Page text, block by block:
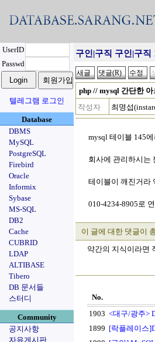
UserID
Passwd
텔레그램 로그인
Database
DBMS
MySQL
PostgreSQL
Firebird
Oracle
Informix
Sybase
MS-SQL
DB2
Cache
CUBRID
LDAP
ALTIBASE
Tibero
DB 문서들
스터디
Community
공지사항
자유게시판
구인|구직 구인|구직
php // mysql 간단한
작성자
최명섭
mysql 테이블 145
회사에 관리하시는
테이블이 깨진거라
010-4234-8905로
이 글에 대한 댓글이
약간의 지식이라면
No.
1903 <대구/광주>
1899 [락플레이스